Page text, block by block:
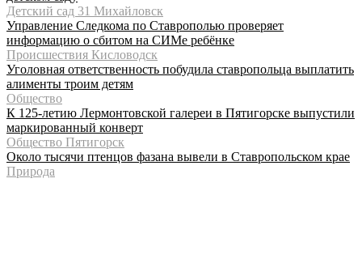
Детский сад 31 Михайловск
Управление Следкома по Ставрополью проверяет
информацию о сбитом на СИМе ребёнке
Происшествия Кисловодск
Уголовная ответственность побудила ставропольца выплатить
алименты троим детям
Общество
К 125-летию Лермонтовской галереи в Пятигорске выпустили
маркированный конверт
Общество Пятигорск
Около тысячи птенцов фазана вывели в Ставропольском крае
Природа